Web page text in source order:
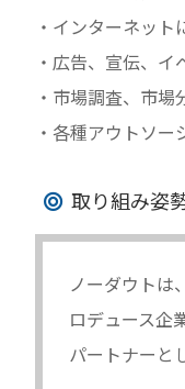
・インターネッ
・広告、宣伝、
・市場調査、市
・各種アウトソー
取り組み姿
ノーダウトは
ロデュース企
パートナーと